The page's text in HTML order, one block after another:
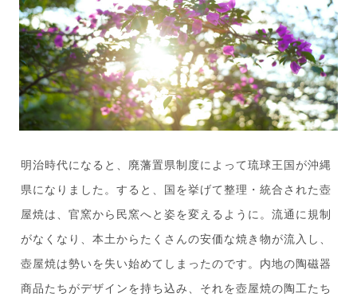
明治時代になると、廃藩置県制度によって琉球王国が沖縄
県になりました。すると、国を挙げて整理・統合された壺
屋焼は、官窯から民窯へと姿を変えるように。流通に規制
がなくなり、本土からたくさんの安価な焼き物が流入し、
壺屋焼は勢いを失い始めてしまったのです。内地の陶磁器
商品たちがデザインを持ち込み、それを壺屋焼の陶工たち